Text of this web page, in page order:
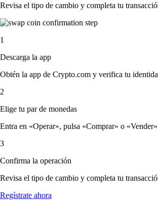
Revisa el tipo de cambio y completa tu
1
Descarga la app
Obtén la app de Crypto.com y verifica tu
2
Elige tu par de monedas
Entra en «Operar», pulsa «Comprar» o
3
Confirma la operación
Revisa el tipo de cambio y completa tu
Regístrate ahora